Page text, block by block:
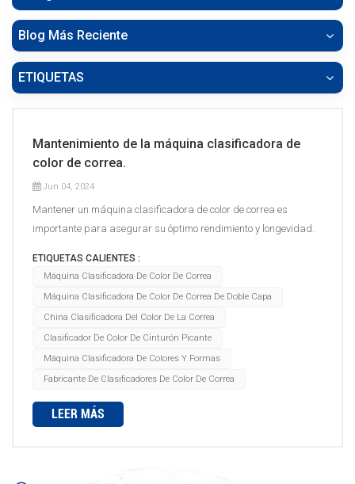
Blog Más Reciente
ETIQUETAS
Mantenimiento de la máquina clasificadora de
color de correa.
Jun 04, 2024
Mantener un máquina clasificadora de color de correa es
importante para asegurar su óptimo rendimiento y longevidad.
máquina clasificadora de color de cinta de doble capa:Limpieza
para evitar la acumulación de polvo, escombros o residuos.
Limpie las correas, los conductos y los sensores ópticos con
regularidad con un paño suave o un cepillo. Evite el uso de
productos químicos agresivos que puedan dañar la
máquina.Inspección y ajuste de correas: compruebe
periódicamente el estado de las correas. Asegúrese de que estén
correctamente tensados y alineados. Las correas flojas o
ETIQUETAS CALIENTES :
Máquina Clasificadora De Color De Correa
Máquina Clasificadora De Color De Correa De Doble Capa
China Clasificadora Del Color De La Correa
Clasificador De Color De Cinturón Picante
Máquina Clasificadora De Colores Y Formas
Fabricante De Clasificadores De Color De Correa
LEER MÁS